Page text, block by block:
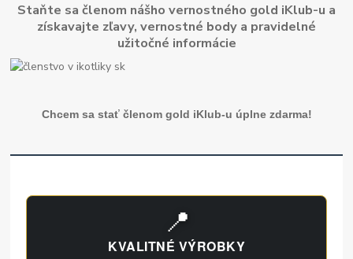
Staňte sa členom nášho vernostného gold iKlub-u a
získavajte zľavy, vernostné body a pravidelné
užitočné informácie
Chcem sa stať členom gold iKlub-u úplne zdarma!
📍
KVALITNÉ VÝROBKY